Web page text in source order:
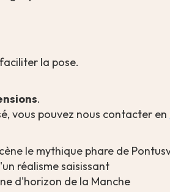
la pose.
.
vous pouvez nous contacter en
le mythique phare de
réalisme saisissant
d'horizon de la Manche